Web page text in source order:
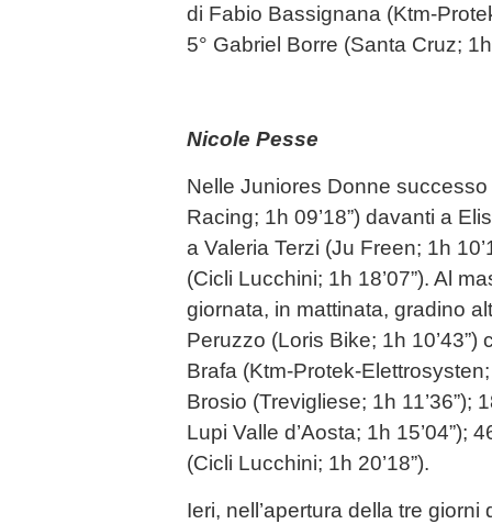
di Fabio Bassignana (Ktm-
5° Gabriel Borre (Santa Cruz; 1h
Nicole Pesse
Nelle Juniores Donne
Racing; 1h 09’18”) davanti a
a Valeria Terzi (Ju Freen; 1h
(Cicli Lucchini; 1h 18’07”). Al
giornata, in mattinata, gradino
Peruzzo (Loris Bike; 1h
Brafa (Ktm-Protek-Elettrosysten;
Brosio (Trevigliese; 1h 11’36”);
Lupi Valle d’Aosta; 1h 15’04”);
(Cicli Lucchini; 1h 20’18”).
Ieri, nell’apertura della tre